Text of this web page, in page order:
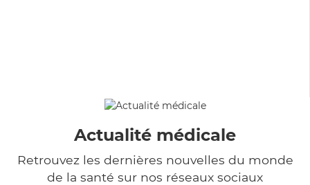
Actualité médicale
Retrouvez les dernières nouvelles du monde
de la santé sur nos réseaux sociaux